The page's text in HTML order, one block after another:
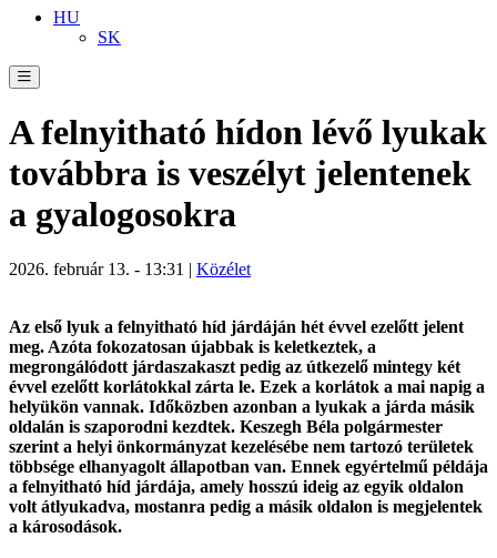
HU
SK
A felnyitható hídon lévő lyukak
továbbra is veszélyt jelentenek
a gyalogosokra
2026. február 13. - 13:31 | Közélet
Az első lyuk a felnyitható híd járdáján hét évvel ezelőtt jelent
meg. Azóta fokozatosan újabbak is keletkeztek, a
megrongálódott járdaszakaszt pedig az útkezelő mintegy két
évvel ezelőtt korlátokkal zárta le. Ezek a korlátok a mai napig a
helyükön vannak. Időközben azonban a lyukak a járda másik
oldalán is szaporodni kezdtek. Keszegh Béla polgármester
szerint a helyi önkormányzat kezelésébe nem tartozó területek
többsége elhanyagolt állapotban van. Ennek egyértelmű példája
a felnyitható híd járdája, amely hosszú ideig az egyik oldalon
volt átlyukadva, mostanra pedig a másik oldalon is megjelentek
a károsodások.